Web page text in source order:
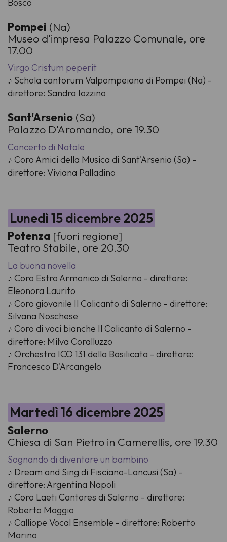
Pompei (Na)
Museo d'impresa Palazzo Comunale, ore
17.00
Virgo Cristum peperit
♪ Schola cantorum Valpompeiana di Pompei (Na) -
direttore: Sandra Iozzino
Sant'Arsenio (Sa)
Palazzo D'Aromando, ore 19.30
Concerto di Natale
♪ Coro Amici della Musica di Sant'Arsenio (Sa) -
direttore: Viviana Palladino
Lunedì 15 dicembre 2025
Potenza [fuori regione]
Teatro Stabile, ore 20.30
La buona novella
♪ Coro Estro Armonico di Salerno - direttore:
Eleonora Laurito
♪ Coro giovanile Il Calicanto di Salerno - direttore:
Silvana Noschese
♪ Coro di voci bianche Il Calicanto di Salerno -
direttore: Milva Coralluzzo
♪ Orchestra ICO 131 della Basilicata - direttore:
Francesco D'Arcangelo
Martedì 16 dicembre 2025
Salerno
Chiesa di San Pietro in Camerellis, ore 19.30
Sognando di diventare un bambino
♪ Dream and Sing di Fisciano-Lancusi (Sa) -
direttore: Argentina Napoli
♪ Coro Laeti Cantores di Salerno - direttore:
Roberto Maggio
♪ Calliope Vocal Ensemble - direttore: Roberto
Marino